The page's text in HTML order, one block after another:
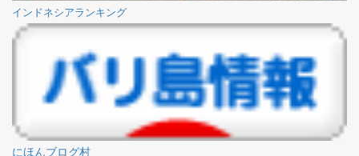
インドネシアランキング
にほんブログ村